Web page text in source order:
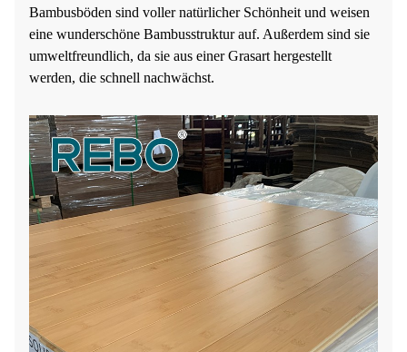
Bambusböden sind voller natürlicher Schönheit und weisen
eine wunderschöne Bambusstruktur auf. Außerdem sind sie
umweltfreundlich, da sie aus einer Grasart hergestellt
werden, die schnell nachwächst.